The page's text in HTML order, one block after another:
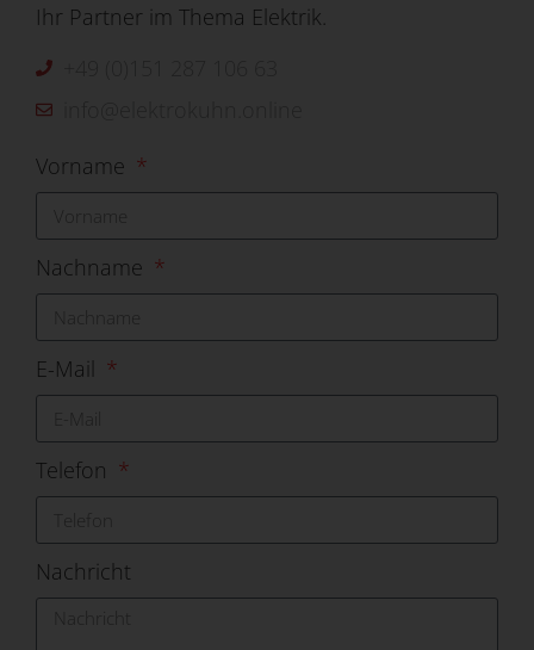
Ihr Partner im Thema Elektrik.
Vorname
Nachname
E-Mail
Telefon
Nachricht